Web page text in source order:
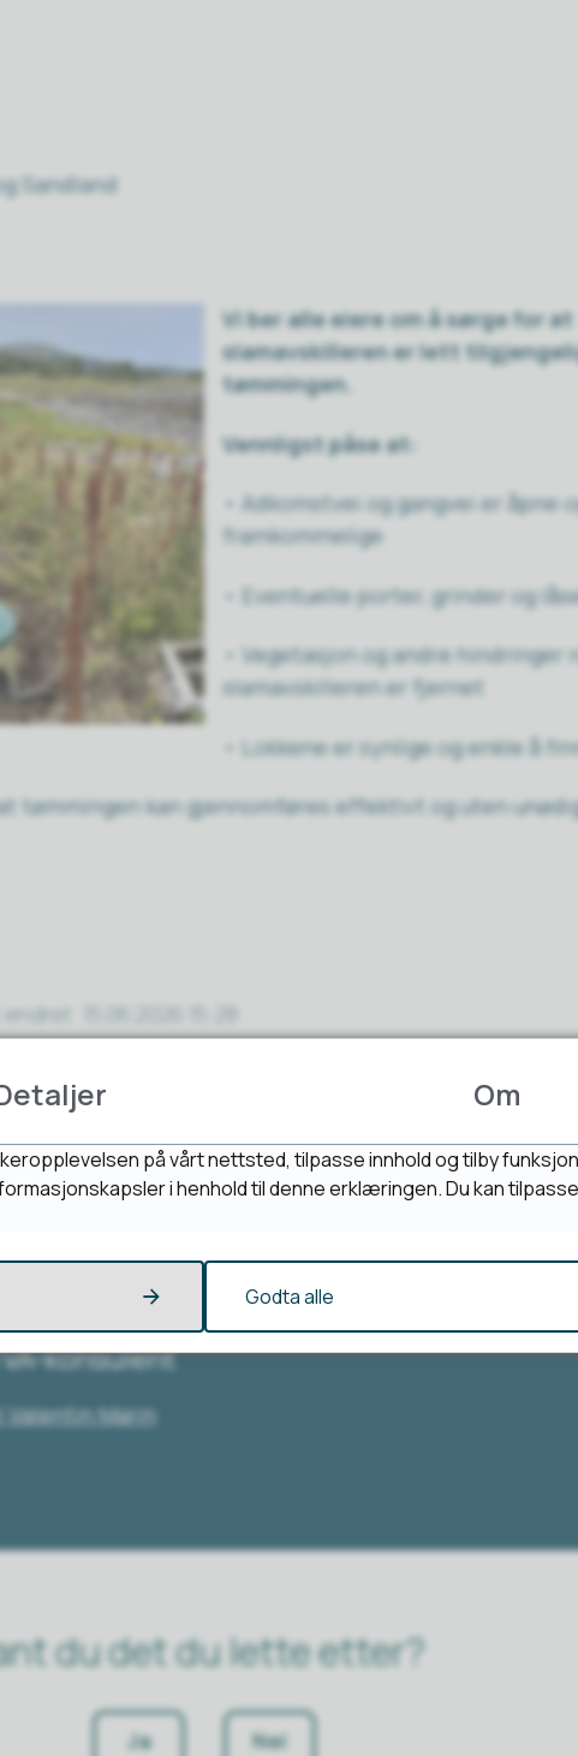
Sandland
Vi ber alle eiere om å sørge for at
slamavskilleren er lett
tømmingen.
Vennligst påse at:
• Adkomstvei og gangvei er åpne
framkommelige
• Eventuelle porter, grinder og
• Vegetasjon og andre hindringer
slamavskilleren er fjernet
• Lokkene er synlige og enkle å
tømmingen kan gjennomføres effektivt og uten
endret 15.06.2026 15:28
VA-konsulent
Valentin Marin
du det du lette etter?
Ja Nei
Om
på vårt nettsted, tilpasse innhold og tilby
i henhold til denne erklæringen. Du kan
Godta alle